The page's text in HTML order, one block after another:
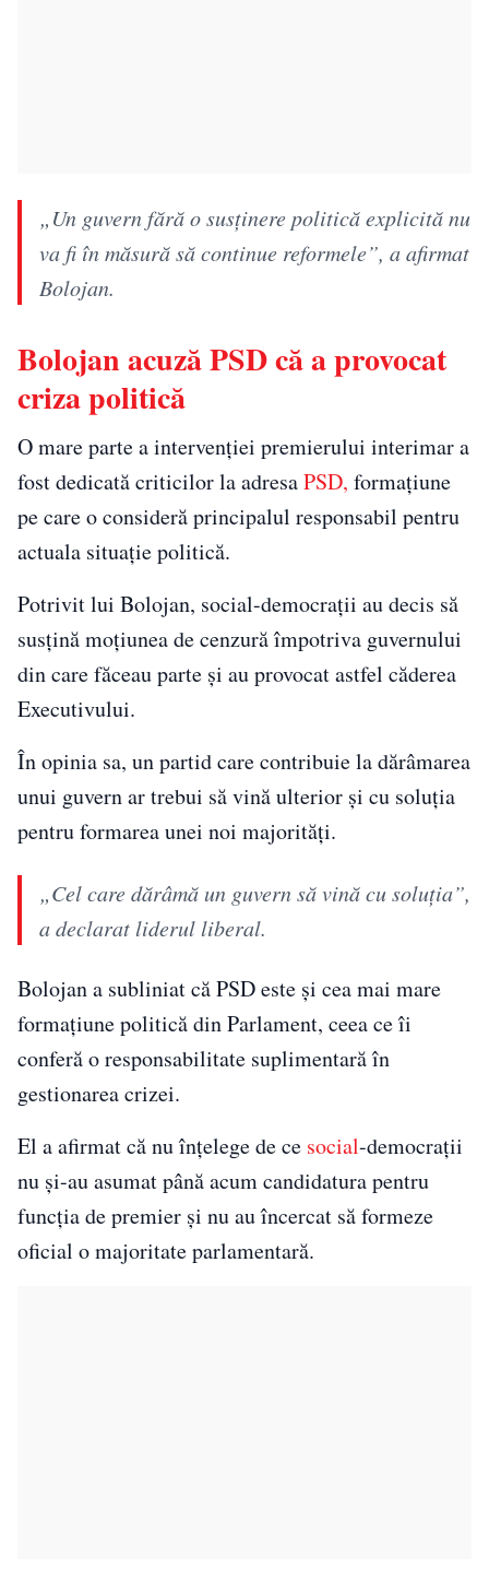
„Un guvern fără o susținere politică explicită nu
va fi în măsură să continue reformele”, a afirmat
Bolojan.
Bolojan acuză PSD că a provocat
criza politică
O mare parte a intervenției premierului interimar a
fost dedicată criticilor la adresaPSD, formațiune
pe care o consideră principalul responsabil pentru
actuala situație politică.
Potrivit lui Bolojan, social-democrații au decis să
susțină moțiunea de cenzură împotriva guvernului
din care făceau parte și au provocat astfel căderea
Executivului.
În opinia sa, un partid care contribuie la dărâmarea
unui guvern ar trebui să vină ulterior și cu soluția
pentru formarea unei noi majorități.
„Cel care dărâmă un guvern să vină cu soluția”,
a declarat liderul liberal.
Bolojan a subliniat că PSD este și cea mai mare
formațiune politică din Parlament, ceea ce îi
conferă o responsabilitate suplimentară în
gestionarea crizei.
El a afirmat că nu înțelege de ce social-democrații
nu și-au asumat până acum candidatura pentru
funcția de premier și nu au încercat să formeze
oficial o majoritate parlamentară.